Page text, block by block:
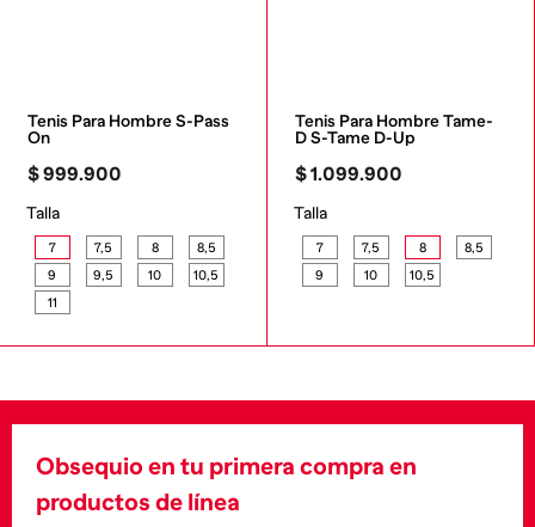
Tenis Para Hombre S-Pass
On
$999.900
Talla
7 7,5 8
8,5
9
9,5 10
10,5
11
Tenis Para Hombre Tame-
D S-Tame D-Up
$1.099.900
Talla
7 7,5 8
8,5
9
10 10,5
Obsequio en tu primera compra en
productos de línea